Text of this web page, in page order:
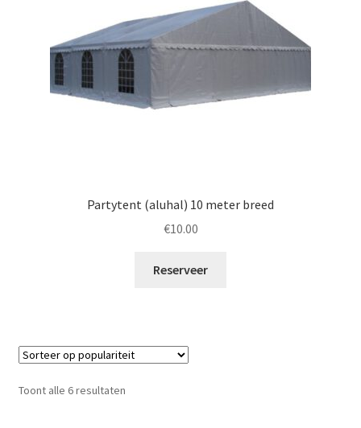
Partytent (aluhal) 10 meter breed
€10.00
Reserveer
Toont alle 6 resultatenGesorteerd